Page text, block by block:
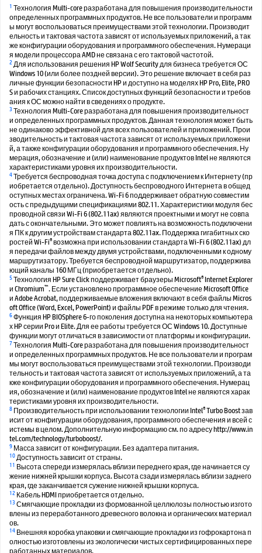
1 Технология Multi-core разработана для повышения производительности
определенных программных продуктов. Не все пользователи и программ
ы могут воспользоваться преимуществами этой технологии. Производит
ельность и тактовая частота зависят от используемых приложений, а так
же конфигурации оборудования и программного обеспечения. Нумераци
я модели процессора AMD не связана с его тактовой частотой.
2Для использования решения HP Wolf Security для бизнеса требуется ОС
Windows 10 (или более поздней версии). Это решение включает в себя раз
личные функции безопасности HP и доступно на моделях HP Pro, Elite, PRO
S и рабочих станциях. Список доступных функций безопасности и требов
ания к ОС можно найти в сведениях о продукте.
3 Технология Multi-Core разработана для повышения производительност
и определенных программных продуктов. Данная технология может быть
не одинаково эффективной для всех пользователей и приложений. Прои
зводительность и тактовая частота зависят от используемых приложени
й, а также конфигурации оборудования и программного обеспечения. Ну
мерация, обозначение и (или) наименование продуктов Intel не являются
характеристиками уровня их производительности.
4Требуется беспроводная точка доступа с подключением к Интернету (пр
иобретается отдельно). Доступность беспроводного Интернета в общед
оступных местах ограничена. Wi-Fi 6 поддерживает обратную совместим
ость с предыдущими спецификациями 802.11. Характеристики модуля бес
проводной связи Wi-Fi 6 (802.11ax) являются проектными и могут не совпа
дать с окончательными. Это может повлиять на возможность подключени
я ПК к другим устройствам стандарта 802.11ax. Поддержка гигабитных ско
ростей Wi-Fi®возможна при использовании стандарта Wi-Fi 6 (802.11ax) дл
я передачи файлов между двумя устройствами, подключенными к одному
маршрутизатору. Требуется беспроводной маршрутизатор, поддержива
ющий каналы 160 МГц (приобретается отдельно).
5Технология HP Sure Click поддерживает браузеры Microsoft®Internet Explorer
и Chromium™. Если установлено программное обеспечение Microsoft Office
и Adobe Acrobat, поддерживаемые вложения включают в себя файлы Micros
oft Office (Word, Excel, PowerPoint) и файлы PDF в режиме только для чтения.
6Функция HP BIOSphere 6-го поколения доступна на некоторых компьютера
х HP серии Pro и Elite. Для ее работы требуется ОС Windows 10. Доступные
функции могут отличаться в зависимости от платформы и конфигурации.
7Технология Multi-Core разработана для повышения производительност
и определенных программных продуктов. Не все пользователи и програм
мы могут воспользоваться преимуществами этой технологии. Производи
тельность и тактовая частота зависят от используемых приложений, а та
кже конфигурации оборудования и программного обеспечения. Нумерац
ия, обозначение и (или) наименование продуктов Intel не являются харак
теристиками уровня их производительности.
8 Производительность при использовании технологии Intel®Turbo Boost зав
исит от конфигурации оборудования, программного обеспечения и всей с
истемы в целом. Дополнительную информацию см. по адресу http://www.in
tel.com/technology/turboboost/.
9 Масса зависит от конфигурации. Без адаптера питания.
10Доступность зависит от страны.
11 Высота спереди измерялась вблизи переднего края, где начинается су
жение нижней крышки корпуса. Высота сзади измерялась вблизи заднего
края, где заканчивается сужение нижней крышки корпуса.
12 Кабель HDMI приобретается отдельно.
13 Смягчающие прокладки из формованной целлюлозы полностью изгото
влены из переработанного древесного волокна и органических материал
ов.
14 Внешняя коробка упаковки и смягчающие прокладки из гофрокартона п
олностью изготовлены из экологически чистых сертифицированных пере
работанных материалов.